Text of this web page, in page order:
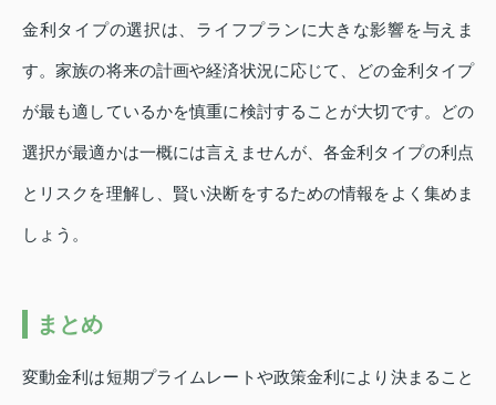
金利タイプの選択は、ライフプランに大きな影響を与えま
す。家族の将来の計画や経済状況に応じて、どの金利タイプ
が最も適しているかを慎重に検討することが大切です。どの
選択が最適かは一概には言えませんが、各金利タイプの利点
とリスクを理解し、賢い決断をするための情報をよく集めま
しょう。
まとめ
変動金利は短期プライムレートや政策金利により決まること